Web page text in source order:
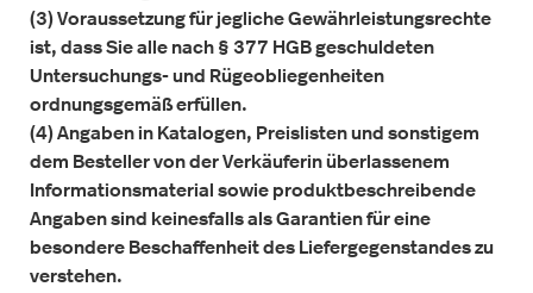
(3) Voraussetzung für jegliche Gewährleistungsrechte
ist, dass Sie alle nach § 377 HGB geschuldeten
Untersuchungs- und Rügeobliegenheiten
ordnungsgemäß erfüllen.
(4) Angaben in Katalogen, Preislisten und sonstigem
dem Besteller von der Verkäuferin überlassenem
Informationsmaterial sowie produktbeschreibende
Angaben sind keinesfalls als Garantien für eine
besondere Beschaffenheit des Liefergegenstandes zu
verstehen.